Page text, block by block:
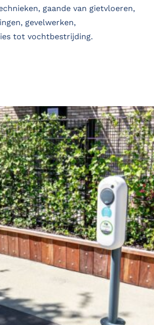
gaande van gietvloeren,
gevelwerken,
tot vochtbestrijding.